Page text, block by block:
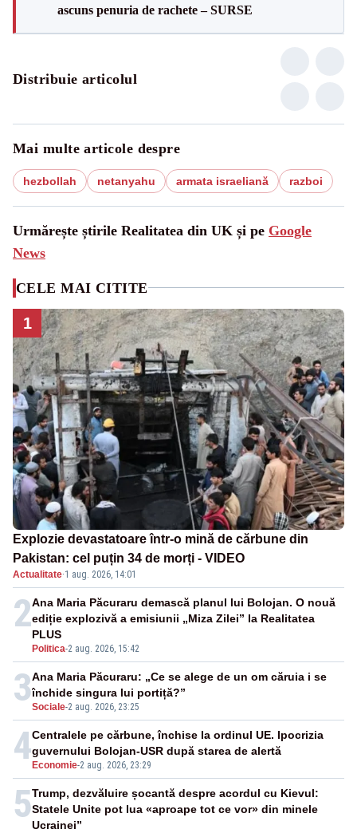
ascuns penuria de rachete – SURSE
Distribuie articolul
Mai multe articole despre
hezbollah netanyahu armata israeliană razboi
Urmărește știrile Realitatea din UK și pe Google
News
CELE MAI CITITE
1
Explozie devastatoare într-o mină de cărbune din
Pakistan: cel puțin 34 de morți - VIDEO
Actualitate·1 aug. 2026, 14:01
2
Politica-2 aug. 2026, 15:42
Ana Maria Păcuraru demască planul lui Bolojan. O nouă
ediție explozivă a emisiunii „Miza Zilei” la Realitatea
PLUS
3Sociale-2 aug. 2026, 23:25
Ana Maria Păcuraru: „Ce se alege de un om căruia i se
închide singura lui portiță?”
4 Economie-2 aug. 2026, 23:29
Centralele pe cărbune, închise la ordinul UE. Ipocrizia
guvernului Bolojan-USR după starea de alertă
5Trump, dezvăluire șocantă despre acordul cu Kievul:
Statele Unite pot lua «aproape tot ce vor» din minele
Ucrainei”